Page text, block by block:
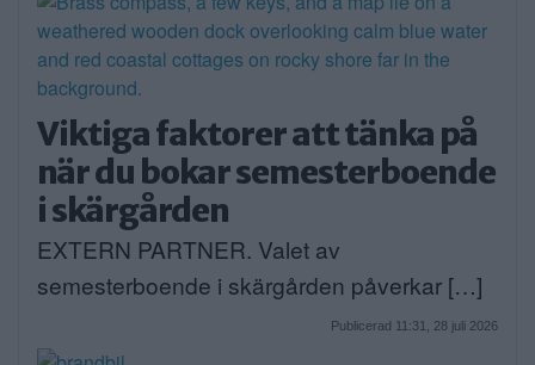
Viktiga faktorer att tänka på
när du bokar semesterboende
i skärgården
EXTERN PARTNER. Valet av
semesterboende i skärgården påverkar […]
Publicerad 11:31, 28 juli 2026